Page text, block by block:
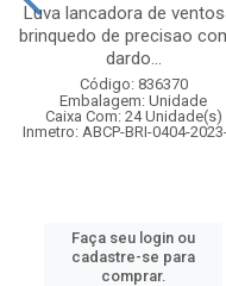
Luva lancadora de
brinquedo de precisao
dardo...
Código: 836370
Embalagem: Unidade
Caixa Com: 24 Unidade(s)
Inmetro: ABCP-BRI-0404-
Faça seu login ou
cadastre-se para
comprar.